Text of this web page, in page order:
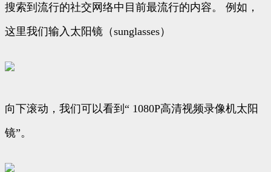
搜索到流行的社交网络中目前最流行的内容。 例如，
这里我们输入太阳镜（sunglasses）
向下滚动，我们可以看到“ 1080P高清视频录像机太阳
镜”。